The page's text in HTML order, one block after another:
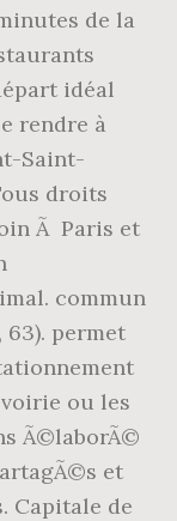
de la
idéal
rendre à
Saint-
droits
Ã Paris et
commun
63). permet
voirie ou les
Ã©laborÃ©
et
Capitale de